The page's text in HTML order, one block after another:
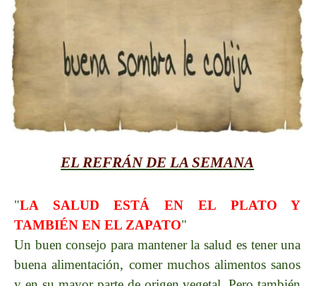
EL REFRÁN DE LA SEMANA
"LA SALUD ESTÁ EN EL PLATO Y
TAMBIÉN EN EL ZAPATO"
Un buen consejo para mantener la salud es tener una
buena alimentación, comer muchos alimentos sanos